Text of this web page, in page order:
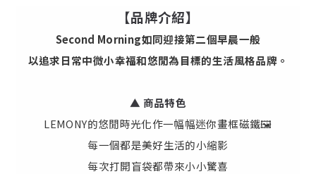
【品牌介紹】
Second Morning如同迎接第二個早晨一般
以追求日常中微小幸福和悠閒為目標的生活風格品牌。
▲ 商品特色
LEMONY的悠閒時光化作一幅幅迷你畫框磁鐵🖼️
每一個都是美好生活的小縮影
每次打開盲袋都帶來小小驚喜